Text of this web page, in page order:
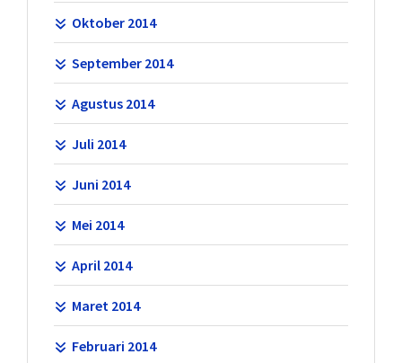
Oktober 2014
September 2014
Agustus 2014
Juli 2014
Juni 2014
Mei 2014
April 2014
Maret 2014
Februari 2014